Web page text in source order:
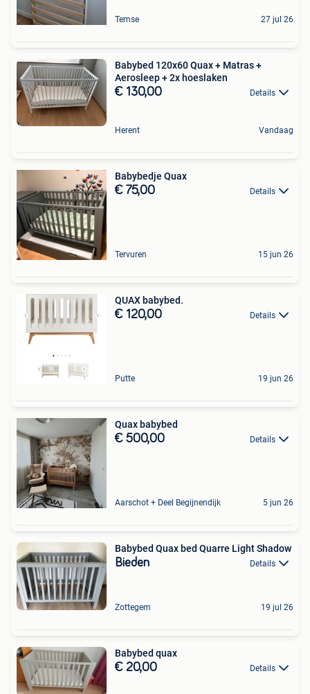
Temse 27 jul 26
Babybed 120x60 Quax + Matras +
Aerosleep + 2x hoeslaken
€ 130,00 Details
Herent Vandaag
Babybedje Quax
€ 75,00 Details
Tervuren 15 jun 26
QUAX babybed.
€ 120,00 Details
Putte 19 jun 26
Quax babybed
€ 500,00 Details
Aarschot + Deel Begijnendijk 5 jun 26
Babybed Quax bed Quarre Light Shadow
Bieden Details
Zottegem 19 jul 26
Babybed quax
€ 20,00 Details